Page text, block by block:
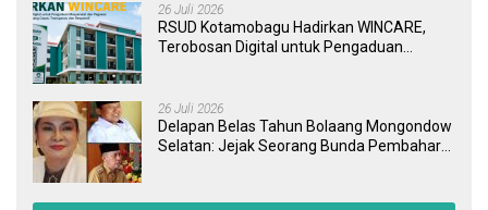
26 Juli 2026
RSUD Kotamobagu Hadirkan WINCARE,
Terobosan Digital untuk Pengaduan
26 Juli 2026
Delapan Belas Tahun Bolaang Mongondow
Selatan: Jejak Seorang Bunda Pembaharu